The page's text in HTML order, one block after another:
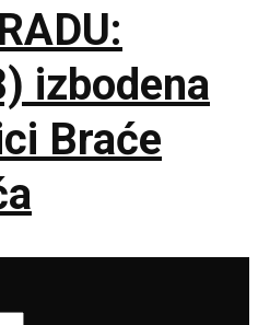
izbodena
Braće